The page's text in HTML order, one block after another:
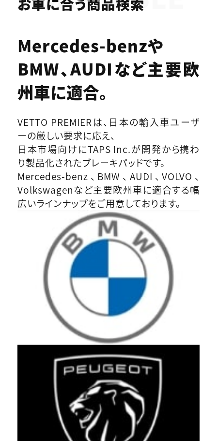
Mercedes-benzや
BMW、AUDIなど主要欧
州車に適合。
VETTO PREMIERは、日本の輸入車ユーザ
ーの厳しい要求に応え、
日本市場向けにTAPS Inc.が開発から携わ
り製品化されたブレーキパッドです。
Mercedes-benz、BMW、AUDI、VOLVO、
Volkswagenなど主要欧州車に適合する幅
広いラインナップをご用意しております。